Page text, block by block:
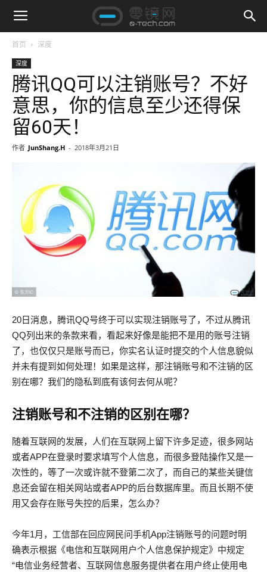
首页 深度
深度
腾讯QQ可以注销账号？不好
意思，你的信息至少还得保
留60天！
作者 JunShang.H - 2018年3月21日
20日消息，腾讯QQ号终于可以实现注销账号了，不过从腾讯
QQ列出来的条款来看，看起来好像是能把不是用的账号注销
了，也仅仅只是账号而已，你实名认证时提交的个人信息貌似
并未有提到如何处理！如果是这样，那注销账号和不注销的区
别在哪？我们的隐私到底有该何去何从呢？
注销账号和不注销的区别在哪？
随着互联网的发展，人们在互联网上留下许多足迹，很多网站
或者APP在登录时要求填写个人信息，而很多登陆操作又是一
次性的，等了一次或许就不登第二次了，而自己的某些关键信
息还会留在相关网站或者APP的后台数据库里。而且长期不使
用又会存在账号失控的后果，怎么办？
今年1月，工信部在回应网民问手机App注销账号的问题时明
确表示根据《电信和互联网用户个人信息保护规定》中规定
“电信业务经营者、互联网信息服务提供者在用户终止使用电